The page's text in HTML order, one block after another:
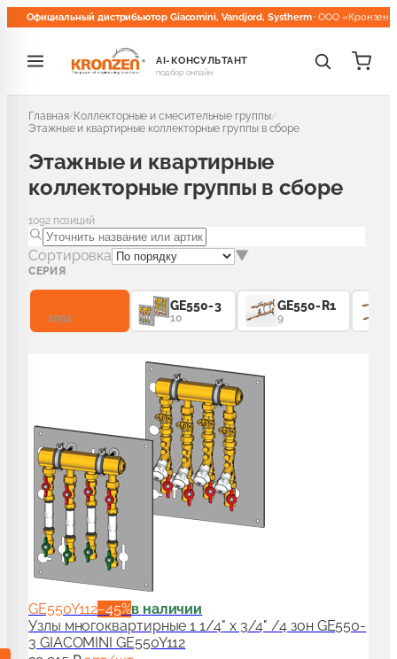
Официальный дистрибьютор Giacomini, Vandjord, Systherm · ООО «Кронзен»
AI-КОНСУЛЬТАНТ
подбор онлайн
Главная/Коллекторные и смесительные группы/
Этажные и квартирные коллекторные группы в сборе
Этажные и квартирные
коллекторные группы в сборе
1092позиций
Сортировка ▼
СЕРИЯ
1092
GE550-3
10
GE550-R1
9
GE550Y112−45%в наличии
Узлы многоквартирные 1 1/4" x 3/4" /4 зон GE550-
3 GIACOMINI GE550Y112
ДЛЯ РАДИАТОРОВ
головки и терморегуляторы 30
клапаны для радиаторов
и отсечные клапаны для радиаторов 81
комплекты для радиаторов
гарнитуры для радиаторов
для дизайн-радиаторов
и комплектующие для радиаторов